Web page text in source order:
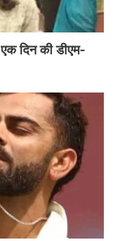
एक दिन की डीएम-